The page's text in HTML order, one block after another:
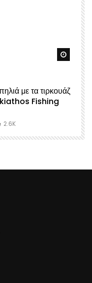
με τα τιρκουάζ
Fishing
2.6K